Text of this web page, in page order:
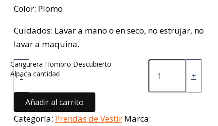
Color: Plomo.
Cuidados: Lavar a mano o en seco, no estrujar, no
lavar a maquina.
-
Cangurera Hombro Descubierto
Alpaca cantidad
+
Añadir al carrito
Categoría: Prendas de Vestir Marca: